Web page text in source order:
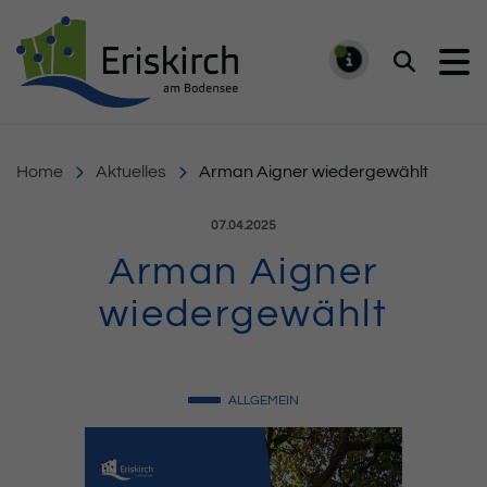
Suchen
Home Aktuelles Arman Aigner wiedergewählt
Veröffentlicht am:
07.04.2025
Arman Aigner
wiedergewählt
ALLGEMEIN